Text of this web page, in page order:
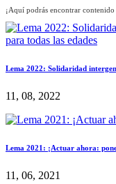
¡Aquí podrás encontrar
Lema 2022: Solidaridad
11, 08, 2022
Lema 2021: ¡Actuar ahora:
11, 06, 2021